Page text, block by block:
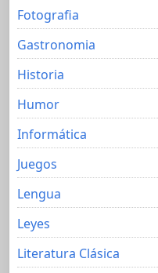
Fotografia
Gastronomia
Historia
Humor
Informática
Juegos
Lengua
Leyes
Literatura Clásica